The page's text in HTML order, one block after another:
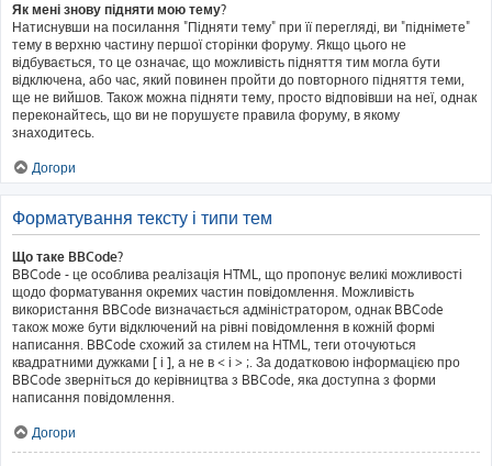
Як мені знову підняти мою тему?
Натиснувши на посилання "Підняти тему" при її перегляді, ви "піднімете"
тему в верхню частину першої сторінки форуму. Якщо цього не
відбувається, то це означає, що можливість підняття тим могла бути
відключена, або час, який повинен пройти до повторного підняття теми,
ще не вийшов. Також можна підняти тему, просто відповівши на неї, однак
переконайтесь, що ви не порушуєте правила форуму, в якому
знаходитесь.
Догори
Форматування тексту і типи тем
Що таке BBCode?
BBCode - це особлива реалізація HTML, що пропонує великі можливості
щодо форматування окремих частин повідомлення. Можливість
використання BBCode визначається адміністратором, однак BBCode
також може бути відключений на рівні повідомлення в кожній формі
написання. BBCode схожий за стилем на HTML, теги оточуються
квадратними дужками [ і ], а не в < і > ;. За додатковою інформацією про
BBCode зверніться до керівництва з BBCode, яка доступна з форми
написання повідомлення.
Догори